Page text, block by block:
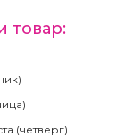
товар:
(четверг)